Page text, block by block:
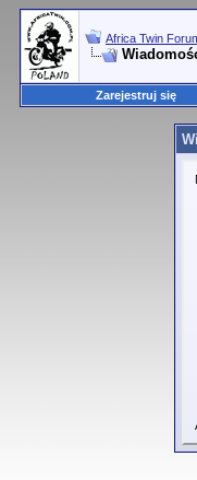
Africa Twin
Zarejestruj się